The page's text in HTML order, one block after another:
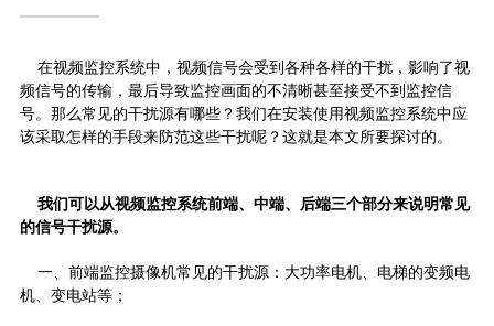
在视频监控系统中，视频信号会受到各种各样的干扰，影响了视
频信号的传输，最后导致监控画面的不清晰甚至接受不到监控信
号。那么常见的干扰源有哪些？我们在安装使用视频监控系统中应
该采取怎样的手段来防范这些干扰呢？这就是本文所要探讨的。
我们可以从视频监控系统前端、中端、后端三个部分来说明常见
的信号干扰源。
一、前端监控摄像机常见的干扰源：大功率电机、电梯的变频电
机、变电站等；